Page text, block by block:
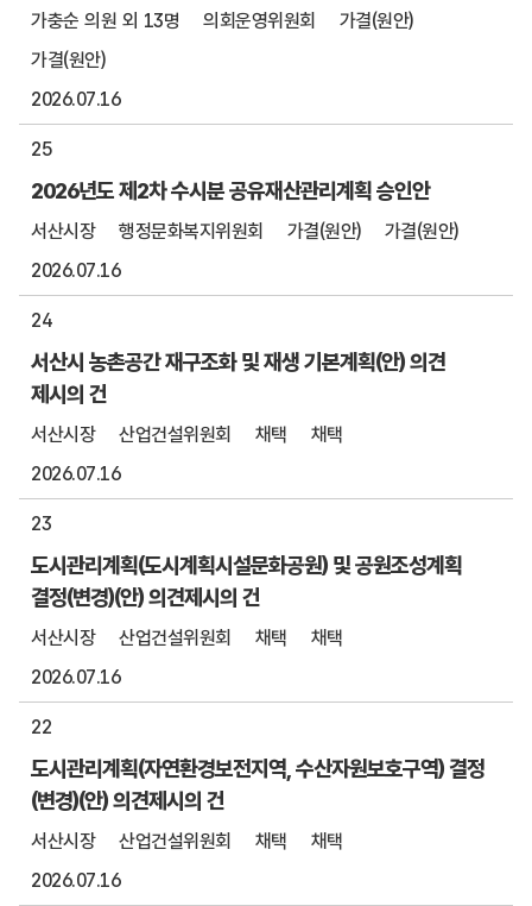
가충순 의원 외 13명 의회운영위원회
가결(원안)
가결(원안)
2026.07.16
25
2026년도 제2차 수시분 공유재산관리계획 승인안
서산시장 행정문화복지위원회 가결(원안)
가결(원안)
2026.07.16
24
서산시 농촌공간 재구조화 및 재생 기본계획(안) 의견
제시의 건
서산시장 산업건설위원회 채택
채택
2026.07.16
23
도시관리계획(도시계획시설문화공원) 및 공원조성계획
결정(변경)(안) 의견제시의 건
서산시장 산업건설위원회 채택
채택
2026.07.16
22
도시관리계획(자연환경보전지역, 수산자원보호구역) 결정
(변경)(안) 의견제시의 건
서산시장 산업건설위원회 채택
채택
2026.07.16